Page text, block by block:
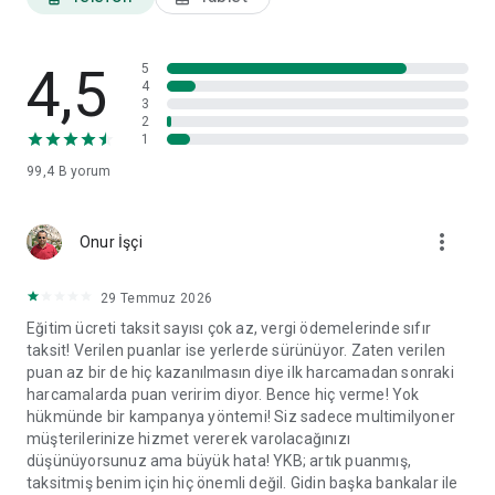
World Mobil'i yorumlarınız doğrultusunda geliştirmeye devam
edeceğiz.
4,5
99,4 B yorum
5
4
3
2
1
Onur İşçi more_vert
29 Temmuz 2026
Eğitim ücreti taksit sayısı çok az, vergi ödemelerinde sıfır
taksit! Verilen puanlar ise yerlerde sürünüyor. Zaten verilen
puan az bir de hiç kazanılmasın diye ilk harcamadan sonraki
harcamalarda puan veririm diyor. Bence hiç verme! Yok
hükmünde bir kampanya yöntemi! Siz sadece multimilyoner
müşterilerinize hizmet vererek varolacağınızı
düşünüyorsunuz ama büyük hata! YKB; artık puanmış,
taksitmiş benim için hiç önemli değil. Gidin başka bankalar ile